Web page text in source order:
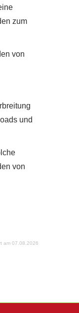
zum
von
und
von
am 07.08.2026